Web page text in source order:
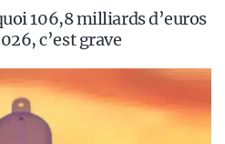
106,8 milliards d’euros
c’est grave